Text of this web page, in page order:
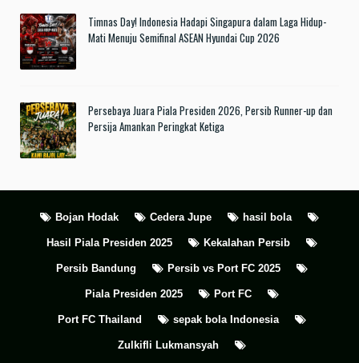
Timnas Day! Indonesia Hadapi Singapura dalam Laga Hidup-
Mati Menuju Semifinal ASEAN Hyundai Cup 2026
Persebaya Juara Piala Presiden 2026, Persib Runner-up dan
Persija Amankan Peringkat Ketiga
Bojan Hodak Cedera Jupe hasil bola
Hasil Piala Presiden 2025 Kekalahan Persib
Persib Bandung Persib vs Port FC 2025
Piala Presiden 2025 Port FC
Port FC Thailand sepak bola Indonesia
Zulkifli Lukmansyah